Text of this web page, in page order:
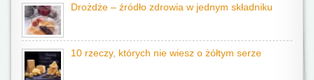
Drożdże – źródło zdrowia w jednym składniku
10 rzeczy, których nie wiesz o żółtym serze